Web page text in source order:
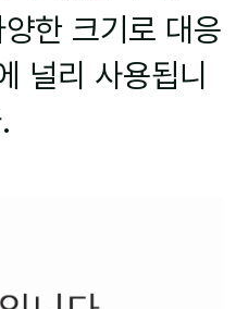
한 크기로 대응
널리 사용됩니